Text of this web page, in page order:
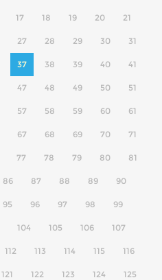
17 18 19 20 21
27 28 29 30 31
37 38 39 40 41
47 48 49 50 51
57 58 59 60 61
67 68 69 70 71
77 78 79 80 81
86 87 88 89 90
95 96 97 98 99
104 105 106 107
112 113 114 115 116
121 122 123 124 125